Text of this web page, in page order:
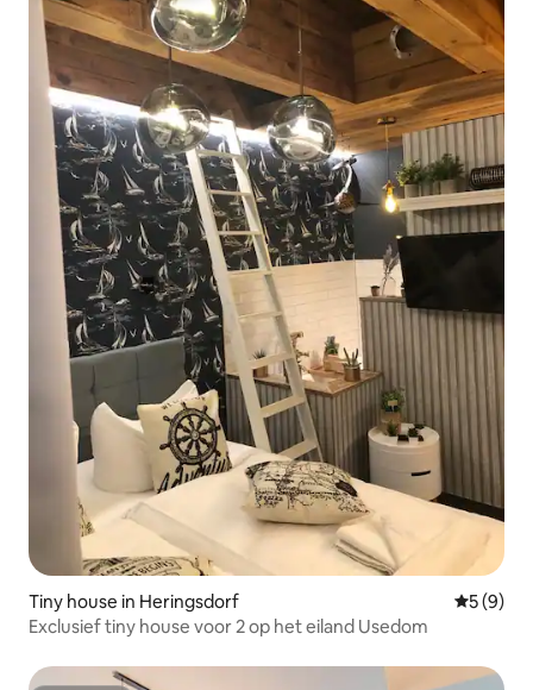
Tiny house in Heringsdorf
5 (9)
Exclusief tiny house voor 2 op het eiland Usedom